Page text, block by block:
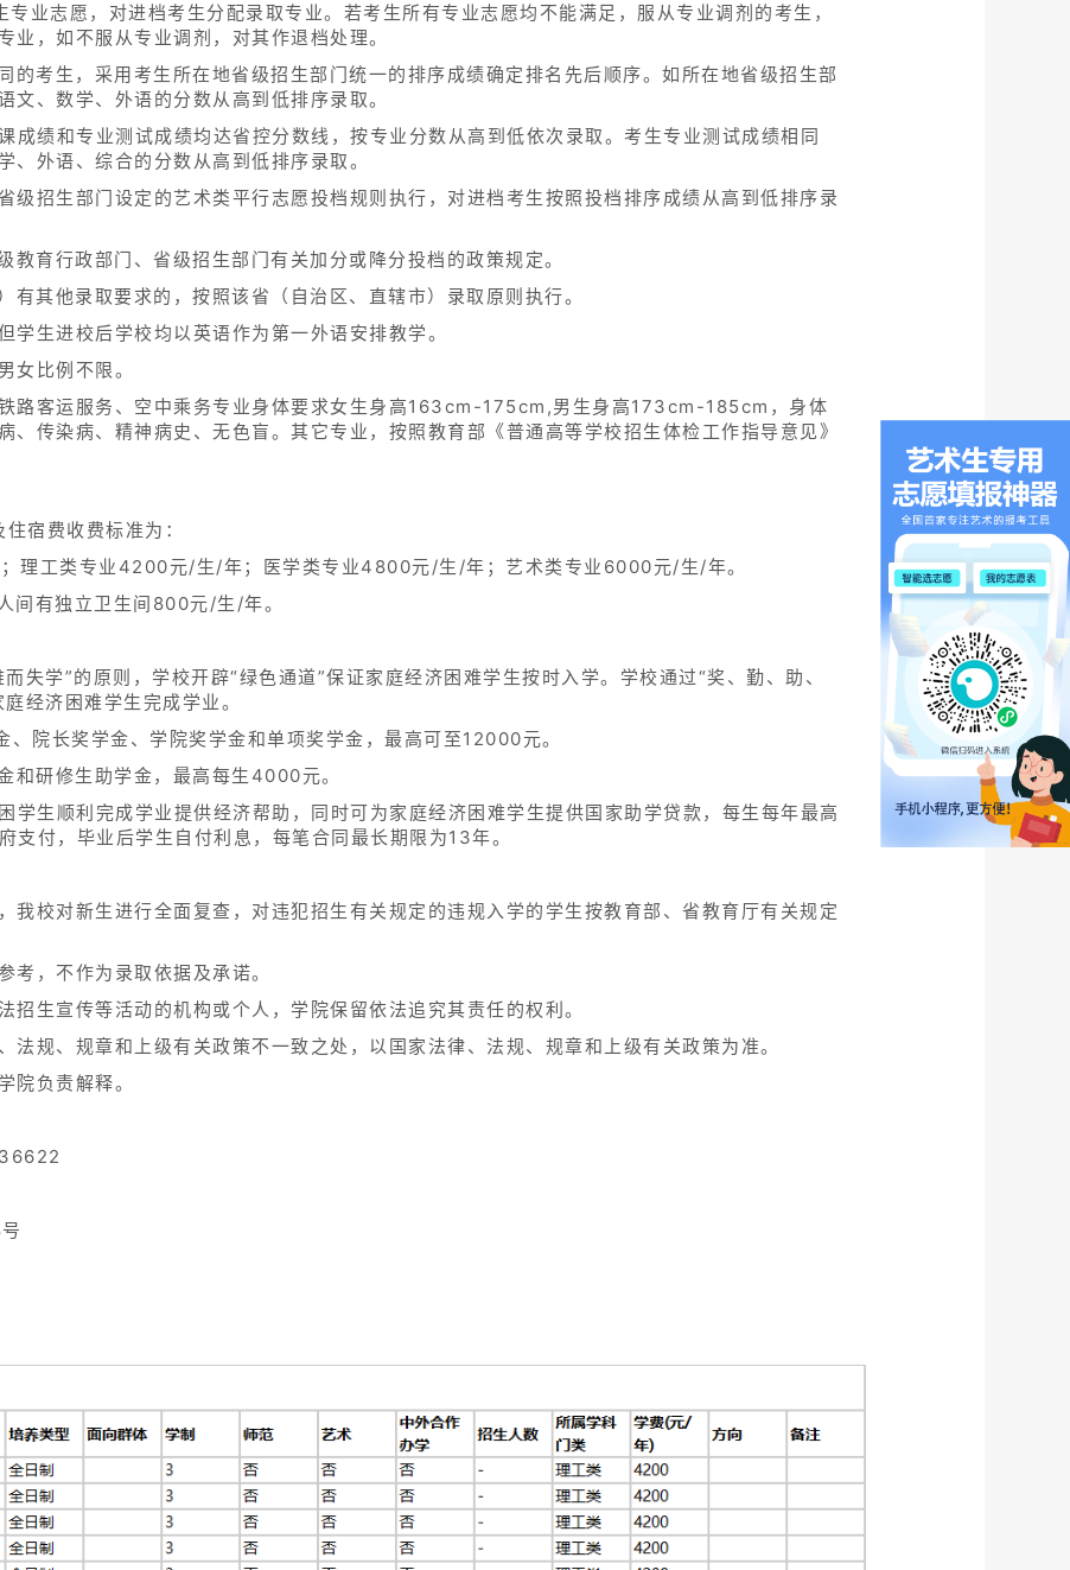
专业志愿，对进档考生分配录取专业。若考生所有专业志愿均不能满足，服从专业调剂的考生，
业，如不服从专业调剂，对其作退档处理。
的考生，采用考生所在地省级招生部门统一的排序成绩确定排名先后顺序。如所在地省级招生部
文、数学、外语的分数从高到低排序录取。
成绩和专业测试成绩均达省控分数线，按专业分数从高到低依次录取。考生专业测试成绩相同
、外语、综合的分数从高到低排序录取。
级招生部门设定的艺术类平行志愿投档规则执行，对进档考生按照投档排序成绩从高到低排序录
教育行政部门、省级招生部门有关加分或降分投档的政策规定。
有其他录取要求的，按照该省（自治区、直辖市）录取原则执行。
学生进校后学校均以英语作为第一外语安排教学。
女比例不限。
路客运服务、空中乘务专业身体要求女生身高163cm-175cm,男生身高173cm-185cm，身体
、传染病、精神病史、无色盲。其它专业，按照教育部《普通高等学校招生体检工作指导意见》
宿费收费标准为：
理工类专业4200元/生/年；医学类专业4800元/生/年；艺术类专业6000元/生/年。
有独立卫生间800元/生/年。
失学”的原则，学校开辟“绿色通道”保证家庭经济困难学生按时入学。学校通过“奖、勤、助、
经济困难学生完成学业。
、院长奖学金、学院奖学金和单项奖学金，最高可至12000元。
和研修生助学金，最高每生4000元。
学生顺利完成学业提供经济帮助，同时可为家庭经济困难学生提供国家助学贷款，每生每年最高
付，毕业后学生自付利息，每笔合同最长期限为13年。
我校对新生进行全面复查，对违犯招生有关规定的违规入学的学生按教育部、省教育厅有关规定
考，不作为录取依据及承诺。
招生宣传等活动的机构或个人，学院保留依法追究其责任的权利。
法规、规章和上级有关政策不一致之处，以国家法律、法规、规章和上级有关政策为准。
院负责解释。